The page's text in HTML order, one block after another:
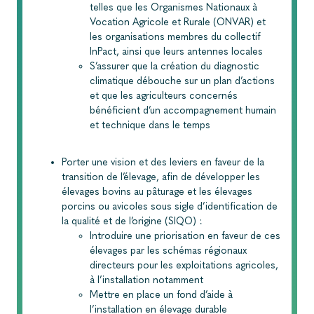
telles que les Organismes Nationaux à
Vocation Agricole et Rurale (ONVAR) et
les organisations membres du collectif
InPact, ainsi que leurs antennes locales
S’assurer que la création du diagnostic
climatique débouche sur un plan d’actions
et que les agriculteurs concernés
bénéficient d’un accompagnement humain
et technique dans le temps
Porter une vision et des leviers en faveur de la
transition de l’élevage, afin de développer les
élevages bovins au pâturage et les élevages
porcins ou avicoles sous sigle d’identification de
la qualité et de l’origine (SIQO) :
Introduire une priorisation en faveur de ces
élevages par les schémas régionaux
directeurs pour les exploitations agricoles,
à l’installation notamment
Mettre en place un fond d’aide à
l’installation en élevage durable